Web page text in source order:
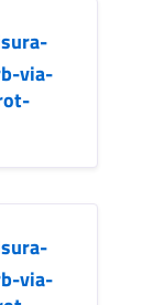
via-
via-